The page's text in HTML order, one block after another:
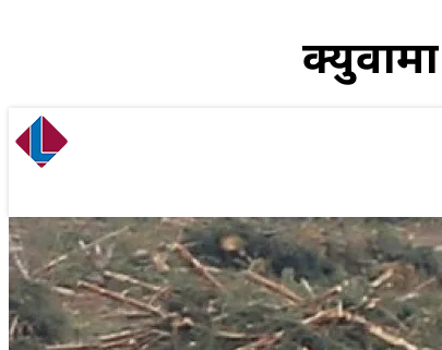
लगातार न्युज
१८ माघ २०७७, आईतवार ०७:१६